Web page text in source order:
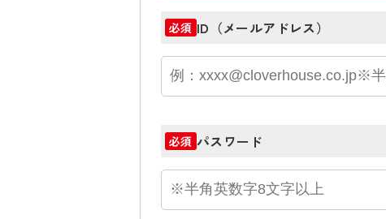
必須 ID（メールアドレス）
必須 パスワード